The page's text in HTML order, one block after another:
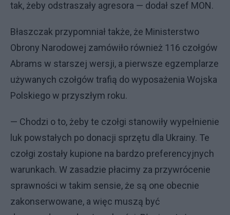
tak, żeby odstraszały agresora — dodał szef MON.
Błaszczak przypomniał także, że Ministerstwo
Obrony Narodowej zamówiło również 116 czołgów
Abrams w starszej wersji, a pierwsze egzemplarze
używanych czołgów trafią do wyposażenia Wojska
Polskiego w przyszłym roku.
— Chodzi o to, żeby te czołgi stanowiły wypełnienie
luk powstałych po donacji sprzętu dla Ukrainy. Te
czołgi zostały kupione na bardzo preferencyjnych
warunkach. W zasadzie płacimy za przywrócenie
sprawności w takim sensie, że są one obecnie
zakonserwowane, a więc muszą być